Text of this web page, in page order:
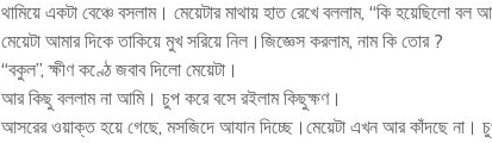
থামিয়ে একটা বেঞ্চে বসলাম। মেয়েটার মাথায় হাত রেখে বললাম, “কি হয়েছিলো বল
মেয়েটা আমার দিকে তাকিয়ে মুখ সরিয়ে নিল।জিজ্ঞেস করলাম, নাম কি তোর ?
“বকুল”, ক্ষীণ কণ্ঠে জবাব দিলো মেয়েটা।
আর কিছু বললাম না আমি। চুপ করে বসে রইলাম কিছুক্ষণ।
আসরের ওয়াক্ত হয়ে গেছে, মসজিদে আযান দিচ্ছে।মেয়েটা এখন আর কাঁদছে না।